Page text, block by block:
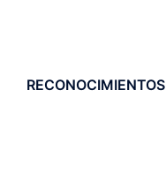
RECONOCIMIENTOS